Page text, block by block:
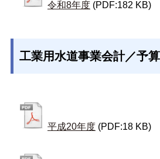
令和8年度 (PDF:182 KB)
工業用水道事業会計／予
平成20年度 (PDF:18 KB)